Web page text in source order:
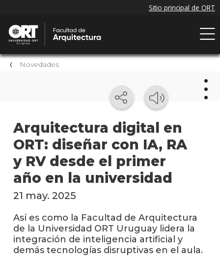
Novedades
Arquitectura digital en
ORT: diseñar con IA, RA
y RV desde el primer
año en la universidad
de
21 may. 2025
Así es como la Facultad de Arquitectura
de la Universidad ORT Uruguay lidera la
integración de inteligencia artificial y
demás tecnologías disruptivas en el aula.